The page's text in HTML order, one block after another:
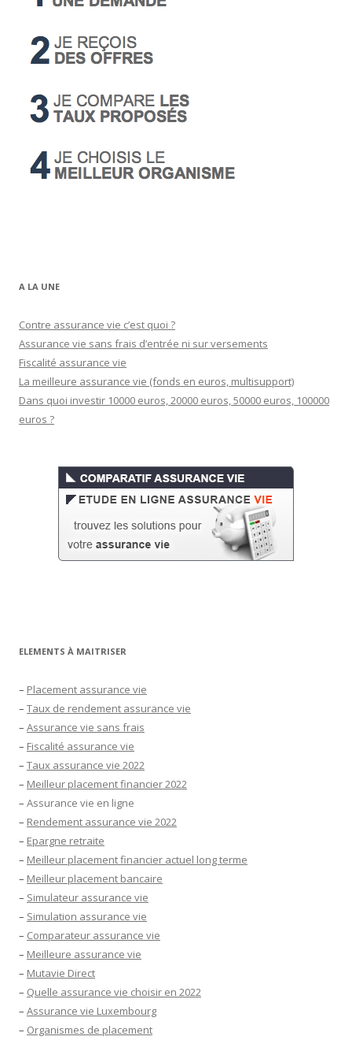
A LA UNE
Contre assurance vie c’est quoi ?
Assurance vie sans frais d’entrée ni sur versements
Fiscalité assurance vie
La meilleure assurance vie (fonds en euros, multisupport)
Dans quoi investir 10000 euros, 20000 euros, 50000 euros, 100000
euros ?
ELEMENTS À MAITRISER
– Placement assurance vie
– Taux de rendement assurance vie
– Assurance vie sans frais
– Fiscalité assurance vie
– Taux assurance vie 2022
– Meilleur placement financier 2022
– Assurance vie en ligne
– Rendement assurance vie 2022
– Epargne retraite
– Meilleur placement financier actuel long terme
– Meilleur placement bancaire
– Simulateur assurance vie
– Simulation assurance vie
– Comparateur assurance vie
– Meilleure assurance vie
– Mutavie Direct
– Quelle assurance vie choisir en 2022
– Assurance vie Luxembourg
– Organismes de placement